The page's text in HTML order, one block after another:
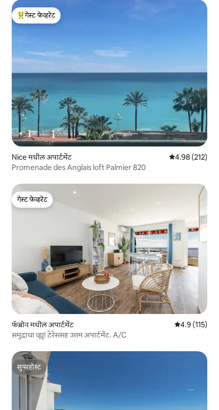
टॉप गेस्ट फेव्हरेट
गेस्ट फेव्हरेट
Nice मधील अपार्टमेंट 5 पैकी 4.98
4.98 (212)
Promenade des Anglais loft Palmier 820
गेस्ट फेव्हरेट
गेस्ट फेव्हरेट
फॅब्रोन मधील अपार्टमेंट 5 पैकी 4.9
4.9 (115)
समुद्राचा व्ह्यू! टेरेससह उत्तम अपार्टमेंट. A/C
सुपरहोस्ट
सुपरहोस्ट